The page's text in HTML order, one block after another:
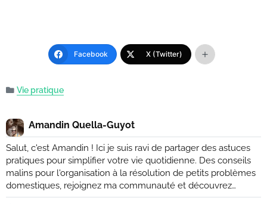
Facebook X (Twitter)
Vie pratique
Amandin Quella-Guyot
Salut, c'est Amandin ! Ici je suis ravi de partager des astuces
pratiques pour simplifier votre vie quotidienne. Des conseils
malins pour l'organisation à la résolution de petits problèmes
domestiques, rejoignez ma communauté et découvrez
comment rendre votre quotidien plus facile et plus efficace.